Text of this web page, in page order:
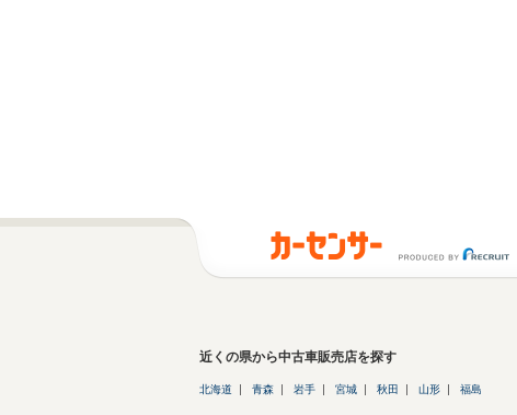
近くの県から中古車販売店を探す
北海道 青森 岩手 宮城 秋田 山形 福島